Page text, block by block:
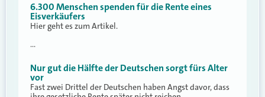
6.300 Menschen spenden für die Rente eines
Eisverkäufers
Hier geht es zum Artikel.
…
Nur gut die Hälfte der Deutschen sorgt fürs Alter
vor
Fast zwei Drittel der Deutschen haben Angst davor, dass